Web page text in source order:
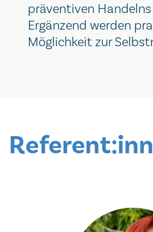
präventiven
Ergänzend werden
Möglichkeit zur